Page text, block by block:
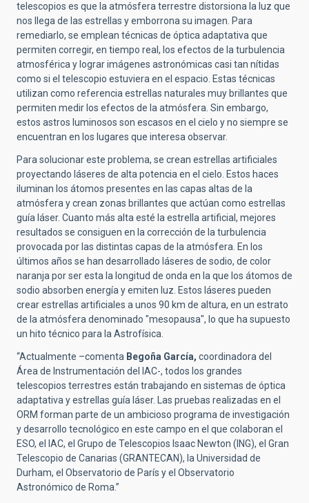
telescopios es que la atmósfera terrestre distorsiona la luz que
nos llega de las estrellas y emborrona su imagen. Para
remediarlo, se emplean técnicas de óptica adaptativa que
permiten corregir, en tiempo real, los efectos de la turbulencia
atmosférica y lograr imágenes astronómicas casi tan nítidas
como si el telescopio estuviera en el espacio. Estas técnicas
utilizan como referencia estrellas naturales muy brillantes que
permiten medir los efectos de la atmósfera. Sin embargo,
estos astros luminosos son escasos en el cielo y no siempre se
encuentran en los lugares que interesa observar.
Para solucionar este problema, se crean estrellas artificiales
proyectando láseres de alta potencia en el cielo. Estos haces
iluminan los átomos presentes en las capas altas de la
atmósfera y crean zonas brillantes que actúan como estrellas
guía láser. Cuanto más alta esté la estrella artificial, mejores
resultados se consiguen en la corrección de la turbulencia
provocada por las distintas capas de la atmósfera. En los
últimos años se han desarrollado láseres de sodio, de color
naranja por ser esta la longitud de onda en la que los átomos de
sodio absorben energía y emiten luz. Estos láseres pueden
crear estrellas artificiales a unos 90 km de altura, en un estrato
de la atmósfera denominado "mesopausa", lo que ha supuesto
un hito técnico para la Astrofísica.
“Actualmente –comenta Begoña García, coordinadora del
Área de Instrumentación del IAC-, todos los grandes
telescopios terrestres están trabajando en sistemas de óptica
adaptativa y estrellas guía láser. Las pruebas realizadas en el
ORM forman parte de un ambicioso programa de investigación
y desarrollo tecnológico en este campo en el que colaboran el
ESO, el IAC, el Grupo de Telescopios Isaac Newton (ING), el Gran
Telescopio de Canarias (GRANTECAN), la Universidad de
Durham, el Observatorio de París y el Observatorio
Astronómico de Roma.”